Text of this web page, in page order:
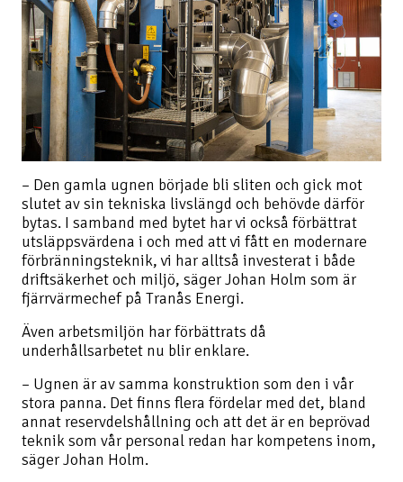
– Den gamla ugnen började bli sliten och gick mot
slutet av sin tekniska livslängd och behövde därför
bytas. I samband med bytet har vi också förbättrat
utsläppsvärdena i och med att vi fått en modernare
förbränningsteknik, vi har alltså investerat i både
driftsäkerhet och miljö, säger Johan Holm som är
fjärrvärmechef på Tranås Energi.
Även arbetsmiljön har förbättrats då
underhållsarbetet nu blir enklare.
– Ugnen är av samma konstruktion som den i vår
stora panna. Det finns flera fördelar med det, bland
annat reservdelshållning och att det är en beprövad
teknik som vår personal redan har kompetens inom,
säger Johan Holm.